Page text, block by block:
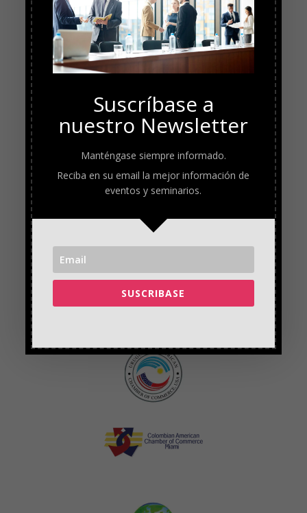
Suscríbase a
nuestro Newsletter
Manténgase siempre informado.
Reciba en su email la mejor información de
eventos y seminarios.
SUSCRIBASE